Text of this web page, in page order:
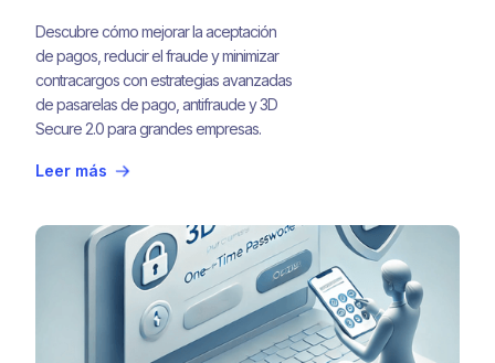
Descubre cómo mejorar la aceptación
de pagos, reducir el fraude y minimizar
contracargos con estrategias avanzadas
de pasarelas de pago, antifraude y 3D
Secure 2.0 para grandes empresas.
optimizan la seguridad sin afectar la
Leer más